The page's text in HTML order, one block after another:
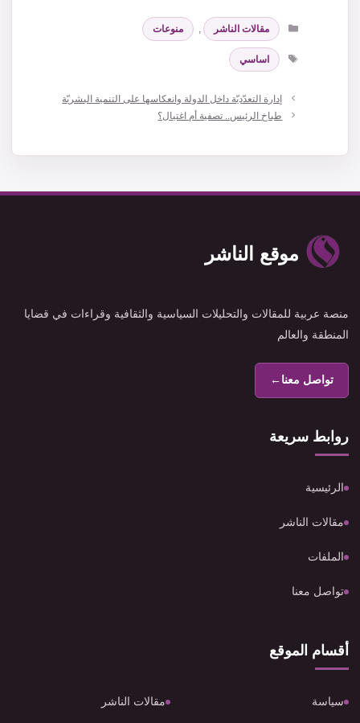
التصنيفات
مقالات الناشر
منوعات
الوسوم
اساسي
إدارة التعدّديّة داخل الدولة وانعكاسها على التنمية البشريّة
طباخ الرئيس.. تصفية أم اغتيال؟
موقع الناشر
منصة عربية للمقالات والتحليلات السياسية والثقافية وقراءات في قضايا
المنطقة والعالم
تواصل معنا←
روابط سريعة
الرئيسية
مقالات الناشر
الملفات
تواصل معنا
أقسام الموقع
سياسة مقالات الناشر